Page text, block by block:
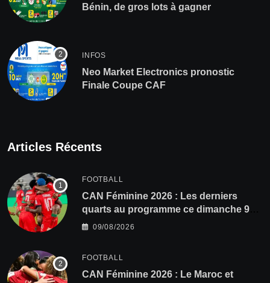
Bénin, de gros lots à gagner
INFOS
Neo Market Electronics pronostic
Finale Coupe CAF
Articles Récents
FOOTBALL
CAN Féminine 2026 : Les derniers
quarts au programme ce dimanche 9
août09/08/2026
FOOTBALL
CAN Féminine 2026 : Le Maroc et